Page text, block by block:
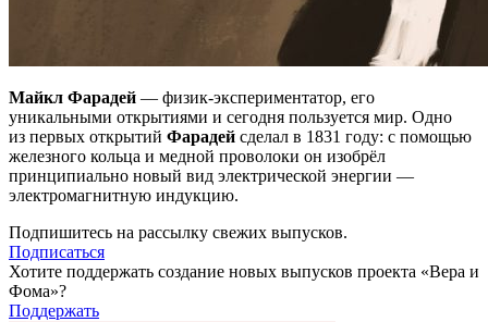
Майкл Фарадей — физик-экспериментатор, его
уникальными открытиями и сегодня пользуется мир. Одно
из первых открытий Фарадей сделал в 1831 году: с помощью
железного кольца и медной проволоки он изобрёл
принципиально новый вид электрической энергии —
электромагнитную индукцию.
Подпишитесь на рассылку свежих выпусков.
Подписаться
Хотите поддержать создание новых выпусков проекта «Вера и
Фома»?
Поддержать